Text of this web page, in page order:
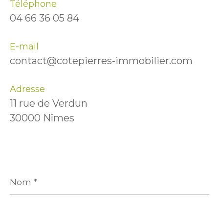
Téléphone
04 66 36 05 84
E-mail
contact@cotepierres-immobilier.com
Adresse
11 rue de Verdun
30000 Nîmes
*